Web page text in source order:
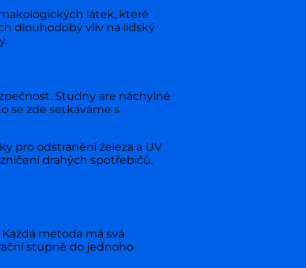
látek, které
dlouhodobý vliv na lidský
Studny are náchylné
se zde setkáváme s
pro odstranění železa a UV
drahých spotřebičů.
metoda má svá
stupně do jednoho